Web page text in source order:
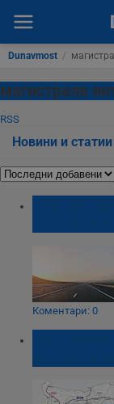
Dunavmost /
магистрала
RSS
Новини и
Коментари: 0